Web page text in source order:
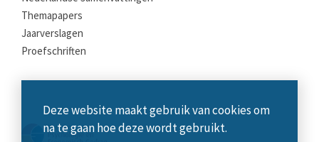
Themapapers
Jaarverslagen
Proefschriften
Deze website maakt gebruik van cookies om
na te gaan hoe deze wordt gebruikt.